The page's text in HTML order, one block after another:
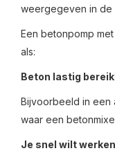
weergegeven in de
Een betonpomp
als:
Beton lastig
Bijvoorbeeld in een
waar een
Je snel wilt werken